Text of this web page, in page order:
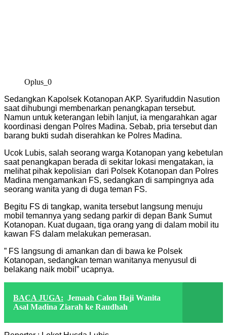
Oplus_0
Sedangkan Kapolsek Kotanopan AKP. Syarifuddin Nasution
saat dihubungi membenarkan penangkapan tersebut.
Namun untuk keterangan lebih lanjut, ia mengarahkan agar
koordinasi dengan Polres Madina. Sebab, pria tersebut dan
barang bukti sudah diserahkan ke Polres Madina.
Ucok Lubis, salah seorang warga Kotanopan yang kebetulan
saat penangkapan berada di sekitar lokasi mengatakan, ia
melihat pihak kepolisian dari Polsek Kotanopan dan Polres
Madina mengamankan FS, sedangkan di sampingnya ada
seorang wanita yang di duga teman FS.
Begitu FS di tangkap, wanita tersebut langsung menuju
mobil temannya yang sedang parkir di depan Bank Sumut
Kotanopan. Kuat dugaan, tiga orang yang di dalam mobil itu
kawan FS dalam melakukan pemerasan.
” FS langsung di amankan dan di bawa ke Polsek
Kotanopan, sedangkan teman wanitanya menyusul di
belakang naik mobil” ucapnya.
BACA JUGA: Jemaah Calon Haji Wanita
Asal Madina Ziarah ke Raudhah